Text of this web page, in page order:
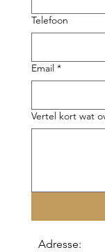
Telefoon
Email *
Vertel kort wat
Adresse: